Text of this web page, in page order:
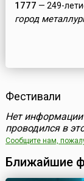
1777 — 249-
город
Фестивали
Нет
проводился в
Сообщите нам,
Ближайшие